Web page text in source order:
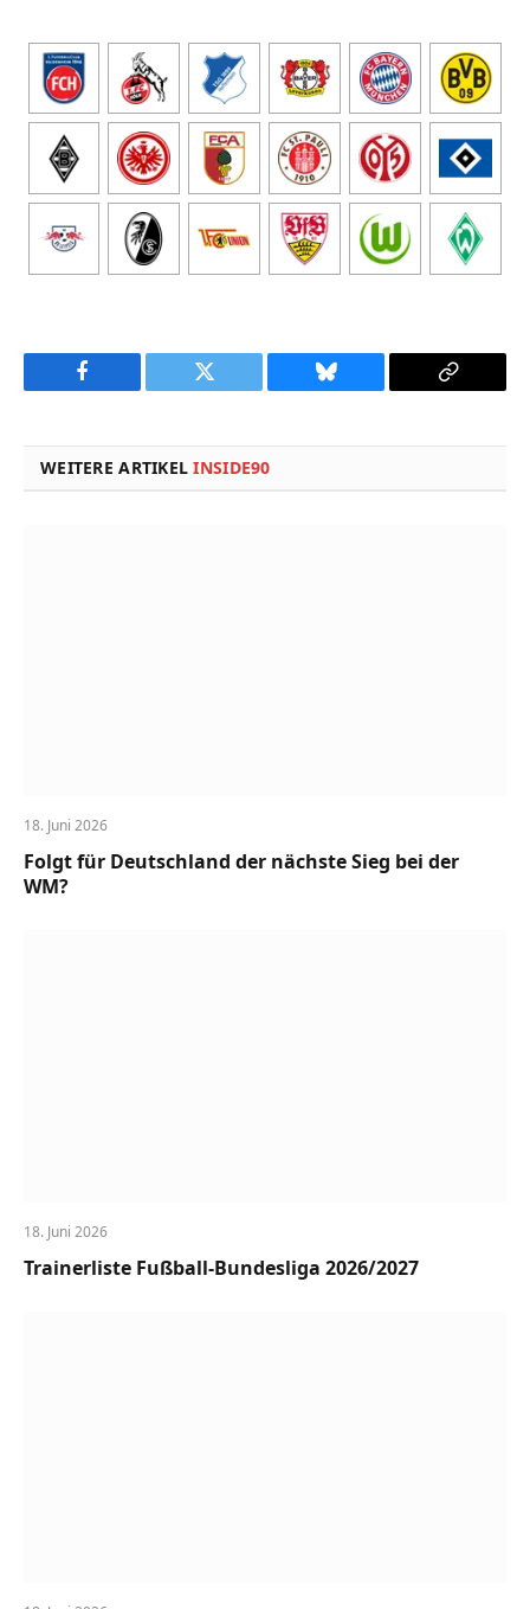
Facebook Twitter Bluesky
Copy
WEITERE ARTIKELINSIDE90
18. Juni 2026
Folgt für Deutschland der nächste Sieg bei der
WM?
18. Juni 2026
Trainerliste Fußball-Bundesliga 2026/2027